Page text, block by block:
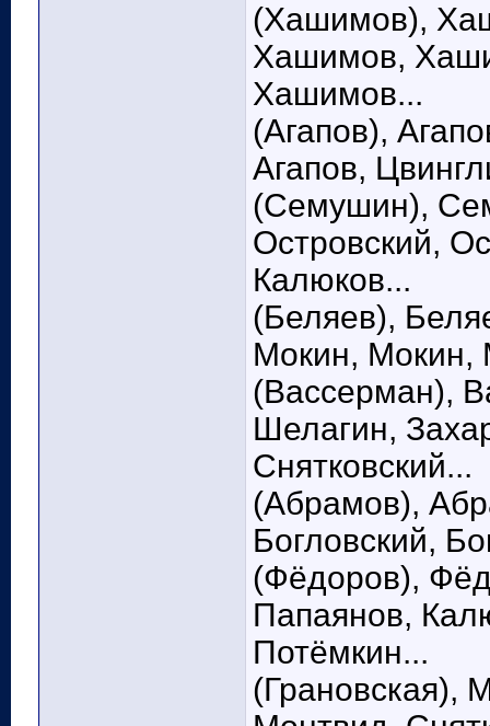
(Хашимов),
Хашимов,
Хашимов...
(Агапов),
Агапов,
(Семушин),
Островский,
Калюков...
(Беляев),
Мокин, Мокин,
(Вассерман),
Шелагин,
Снятковский...
(Абрамов),
Богловский,
(Фёдоров),
Папаянов,
Потёмкин...
(Грановская),